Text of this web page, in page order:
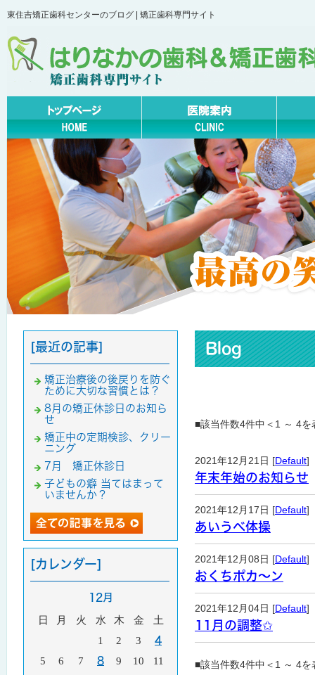
東住吉矯正歯科センターのブログ | 矯正歯科専門サイト
Blog
■該当件数4件中＜1 ～ 4を
2021年12月21日 [Default]
年末年始のお知らせ
2021年12月17日 [Default]
あいうべ体操
2021年12月08日 [Default]
おくちポカ～ン
2021年12月04日 [Default]
11月の調整✩
■該当件数4件中＜1 ～ 4を
[最近の記事]
矯正治療後の後戻りを防ぐ
ために大切な習慣とは？
8月の矯正休診日のお知ら
せ
矯正中の定期検診、クリー
ニング
7月 矯正休診日
子どもの癖 当てはまって
いませんか？
[カレンダー]
12月
日 月 火 水 木 金
土
1
2 3 4
5 6 7 8 9 10
11